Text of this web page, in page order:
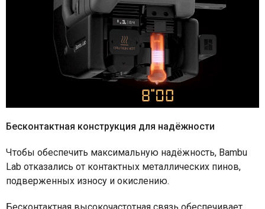
Бесконтактная конструкция для надёжности
Чтобы обеспечить максимальную надёжность, Bambu
Lab отказались от контактных металлических пинов,
подверженных износу и окислению.